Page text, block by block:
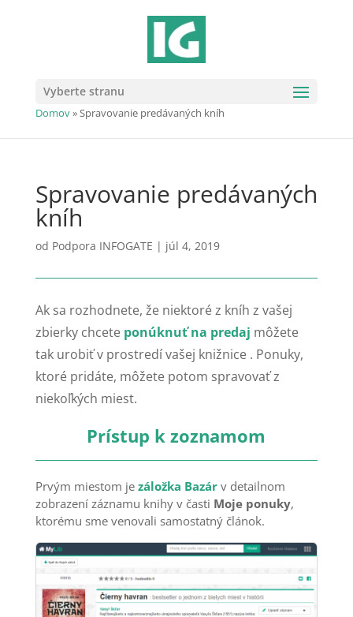
Vyberte stranu
Domov»Spravovanie predávaných kníh
Spravovanie predávaných
kníh
od Podpora INFOGATE | júl 4, 2019
Ak sa rozhodnete, že niektoré z kníh z vašej
zbierky chcete ponúknuť na predaj môžete
tak urobiť v prostredí vašej knižnice . Ponuky,
ktoré pridáte, môžete potom spravovať z
niekoľkých miest.
Prístup k zoznamom
Prvým miestom je záložka Bazárv detailnom
zobrazení záznamu knihy v časti Moje ponuky,
ktorému sme venovali samostatný článok.